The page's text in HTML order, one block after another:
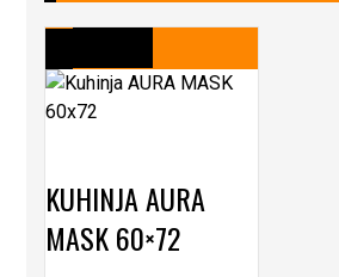
KUHINJA AURA
MASK 60×72